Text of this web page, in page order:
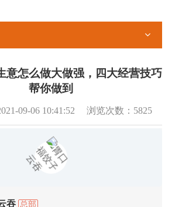
意怎么做大做强，四大经营技巧
帮你做到
09-06 10:41:52 浏览次数： 5825
吞 总部